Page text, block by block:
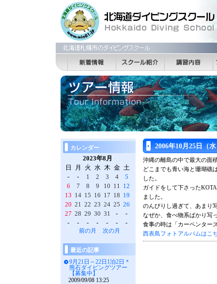
2006年10月25日（
沖縄の離島の中で最大の面
どこまでも青い海と珊瑚礁
した。
ガイドをして下さった
ました。
のんびりし過ぎて、あまり
なぜか、食べ物系ばかり写
食事の時は「カーペンター
西表島フォトアルバムはこ
カレンダー
2023年8月
日
月 火 水 木 金 土
-
- 1 2 3 4
5
6
7 8 9 10 11 12
13 14 15 16 17 18 19
20 21 22 23 24 25 26
27 28 29 30 31 -
-
-
- - - - - -
前の月 次の月
最近の記事
9月21日～22日1泊2日＊
熊石ダイビングツアー
【募集中】
2009/09/08 13:25